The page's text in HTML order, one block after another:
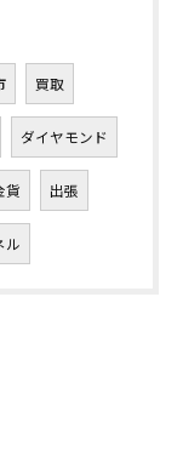
買取
ダイヤモンド
貨 出張
ル